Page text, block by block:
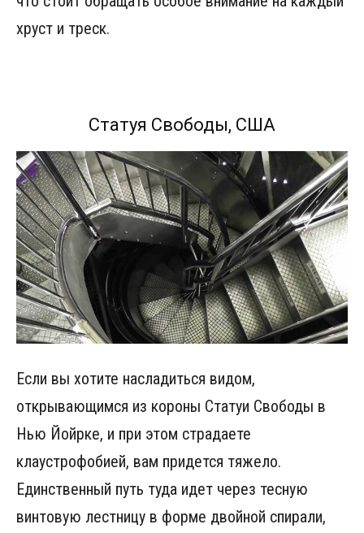
хруст и треск.
Статуя Свободы, США
Если вы хотите насладиться видом,
открывающимся из короны Статуи Свободы в
Нью Йойрке, и при этом страдаете
клаустрофобией, вам придется тяжело.
Единственный путь туда идет через тесную
винтовую лестницу в форме двойной спирали,